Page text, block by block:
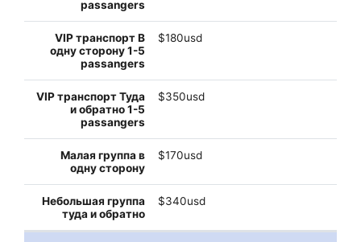
$180usd
$350usd
$170usd
$340usd